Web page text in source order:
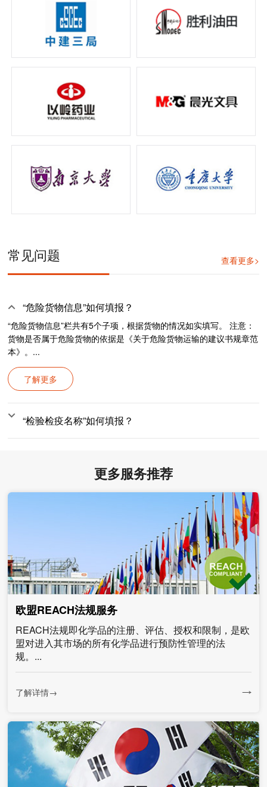
常见问题 查看更多>
“危险货物信息”如何填报？
“危险货物信息”栏共有5个子项，根据货物的情况如实填写。 注意：
货物是否属于危险货物的依据是《关于危险货物运输的建议书规章范
本》。...
了解更多
“检验检疫名称”如何填报？
更多服务推荐
欧盟REACH法规服务
REACH法规即化学品的注册、评估、授权和限制，是欧
盟对进入其市场的所有化学品进行预防性管理的法
规。...
了解详情→